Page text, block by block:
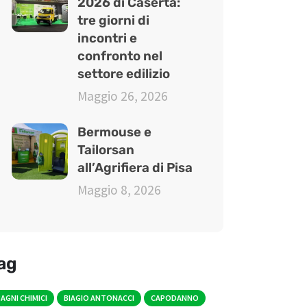
2026 di Caserta:
tre giorni di
incontri e
confronto nel
settore edilizio
Maggio 26, 2026
Bermouse e
Tailorsan
all’Agrifiera di Pisa
Maggio 8, 2026
CHIMICI BIAGIO ANTONACCI CAPODANNO